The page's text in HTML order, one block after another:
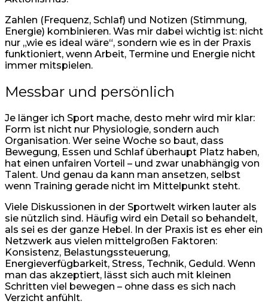
Zahlen (Frequenz, Schlaf) und Notizen (Stimmung,
Energie) kombinieren. Was mir dabei wichtig ist: nicht
nur „wie es ideal wäre“, sondern wie es in der Praxis
funktioniert, wenn Arbeit, Termine und Energie nicht
immer mitspielen.
Messbar und persönlich
Je länger ich Sport mache, desto mehr wird mir klar:
Form ist nicht nur Physiologie, sondern auch
Organisation. Wer seine Woche so baut, dass
Bewegung, Essen und Schlaf überhaupt Platz haben,
hat einen unfairen Vorteil – und zwar unabhängig von
Talent. Und genau da kann man ansetzen, selbst
wenn Training gerade nicht im Mittelpunkt steht.
Viele Diskussionen in der Sportwelt wirken lauter als
sie nützlich sind. Häufig wird ein Detail so behandelt,
als sei es der ganze Hebel. In der Praxis ist es eher ein
Netzwerk aus vielen mittelgroßen Faktoren:
Konsistenz, Belastungssteuerung,
Energieverfügbarkeit, Stress, Technik, Geduld. Wenn
man das akzeptiert, lässt sich auch mit kleinen
Schritten viel bewegen – ohne dass es sich nach
Verzicht anfühlt.